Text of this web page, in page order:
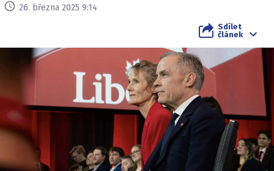
26. března 2025 9:14
Sdílet
článek